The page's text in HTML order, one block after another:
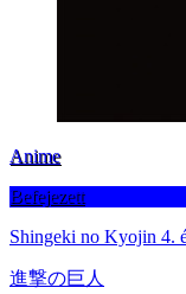
Anime
Befejezett
Shingeki no Kyojin 4.
進撃の巨人